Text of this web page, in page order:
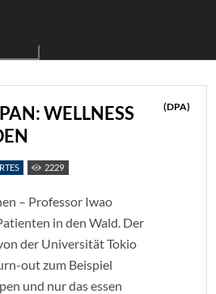
WELLNESS
(DPA)
2229
– Professor Iwao
in den Wald. Der
der Universität Tokio
out zum Beispiel
und nur das essen